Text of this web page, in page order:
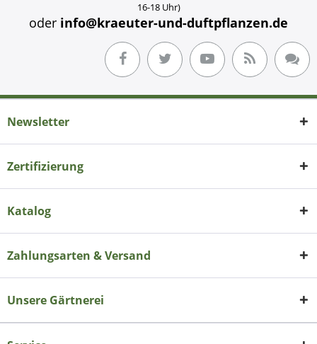
16-18 Uhr)
oder info@kraeuter-und-duftpflanzen.de
Newsletter
Zertifizierung
Katalog
Zahlungsarten & Versand
Unsere Gärtnerei